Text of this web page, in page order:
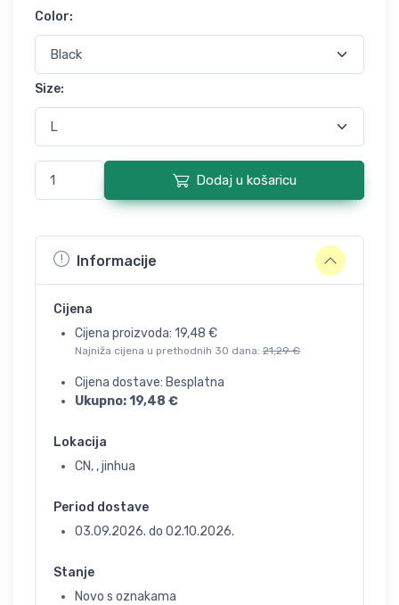
Color:
Size:
Dodaj u košaricu
Informacije
Cijena
Cijena proizvoda: 19,48 €
Najniža cijena u prethodnih 30 dana: 21,29 €
Cijena dostave: Besplatna
Ukupno:19,48 €
Lokacija
CN, , jinhua
Period dostave
03.09.2026. do 02.10.2026.
Stanje
Novo s oznakama